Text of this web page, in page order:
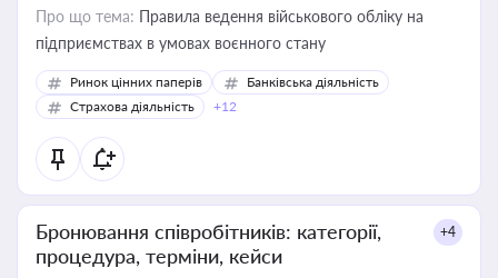
Про що тема: Правила ведення військового обліку на
підприємствах в умовах воєнного стану
Ринок цінних паперів
Банківська діяльність
Страхова діяльність
+12
Бронювання співробітників: категорії,
процедура, терміни, кейси
+4